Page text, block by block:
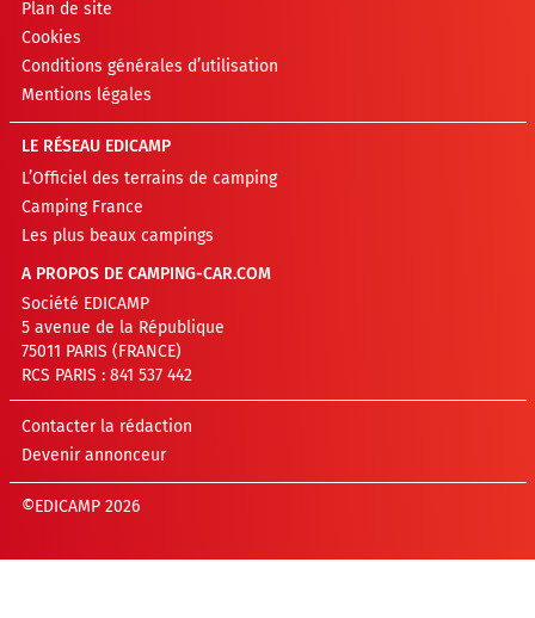
Plan de site
Cookies
Conditions générales d’utilisation
Mentions légales
LE RÉSEAU EDICAMP
L’Officiel des terrains de camping
Camping France
Les plus beaux campings
A PROPOS DE CAMPING-CAR.COM
Société EDICAMP
5 avenue de la République
75011 PARIS (FRANCE)
RCS PARIS : 841 537 442
Contacter la rédaction
Devenir annonceur
©EDICAMP 2026